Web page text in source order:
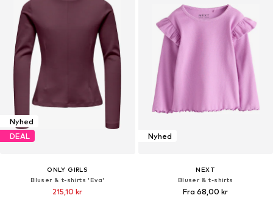
Nyhed
DEAL
ONLY GIRLS
Bluser & t-shirts 'Eva'
215,10 kr
Nyhed
NEXT
Bluser & t-shirts
Fra 68,00 kr